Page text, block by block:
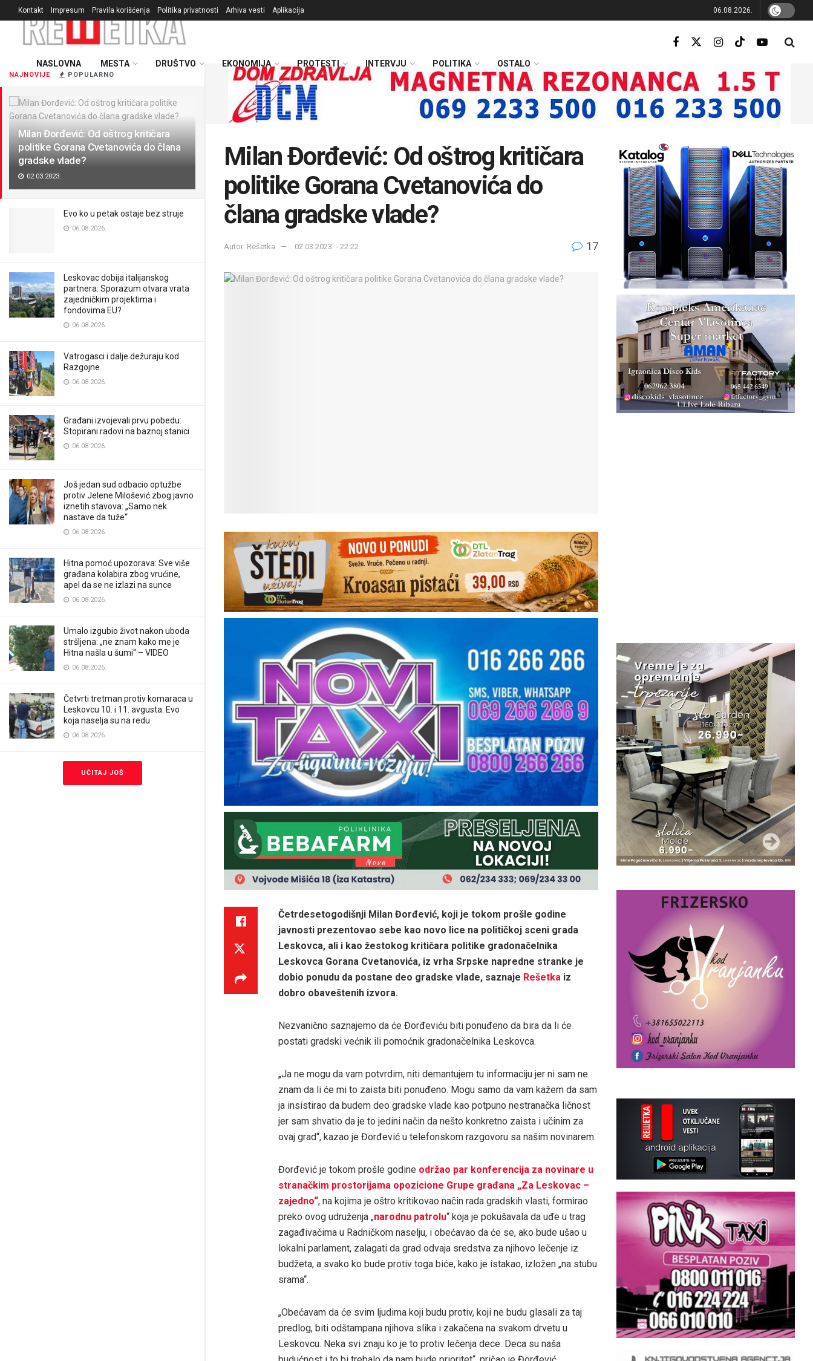
NAJNOVIJE POPULARNO
Milan Đorđević: Od oštrog kritičara
politike Gorana Cvetanovića do člana
gradske vlade?
02.03.2023.
Evo ko u petak ostaje bez struje
06.08.2026.
Leskovac dobija italijanskog
partnera: Sporazum otvara vrata
zajedničkim projektima i
fondovima EU?
06.08.2026.
Vatrogasci i dalje dežuraju kod
Razgojne
06.08.2026.
Građani izvojevali prvu pobedu:
Stopirani radovi na baznoj stanici
06.08.2026.
Još jedan sud odbacio optužbe
protiv Jelene Milošević zbog javno
iznetih stavova: „Samo nek
nastave da tuže“
06.08.2026.
Hitna pomoć upozorava: Sve više
građana kolabira zbog vrućine,
apel da se ne izlazi na sunce
06.08.2026.
Umalo izgubio život nakon uboda
stršljena: „ne znam kako me je
Hitna našla u šumi“ – VIDEO
06.08.2026.
Četvrti tretman protiv komaraca u
Leskovcu 10. i 11. avgusta: Evo
koja naselja su na redu
06.08.2026.
UČITAJ JOŠ
Kontakt Impresum Pravila korišćenja Politika privatnosti Arhiva vesti Aplikacija 06.08.2026.
NASLOVNA MESTA DRUŠTVO EKONOMIJA PROTESTI INTERVJU POLITIKA OSTALO
Milan Đorđević: Od oštrog kritičara
politike Gorana Cvetanovića do
člana gradske vlade?
Autor: Rešetka 02.03.2023. - 22:22 17
Četrdesetogodišnji Milan Đorđević, koji je tokom prošle godine
javnosti prezentovao sebe kao novo lice na političkoj sceni grada
Leskovca, ali i kao žestokog kritičara politike gradonačelnika
Leskovca Gorana Cvetanovića, iz vrha Srpske napredne stranke je
dobio ponudu da postane deo gradske vlade, saznaje Rešetka iz
dobro obaveštenih izvora.
Nezvanično saznajemo da će Đorđeviću biti ponuđeno da bira da li će
postati gradski većnik ili pomoćnik gradonačelnika Leskovca.
„Ja ne mogu da vam potvrdim, niti demantujem tu informaciju jer ni sam ne
znam da li će mi to zaista biti ponuđeno. Mogu samo da vam kažem da sam
ja insistirao da budem deo gradske vlade kao potpuno nestranačka ličnost
jer sam shvatio da je to jedini način da nešto konkretno zaista i učinim za
ovaj grad“, kazao je Đorđević u telefonskom razgovoru sa našim novinarem.
Đorđević je tokom prošle godine održao par konferencija za novinare u
stranačkim prostorijama opozicione Grupe građana „Za Leskovac –
zajedno“, na kojima je oštro kritikovao način rada gradskih vlasti, formirao
preko ovog udruženja „narodnu patrolu“ koja je pokušavala da uđe u trag
zagađivačima u Radničkom naselju, i obećavao da će se, ako bude ušao u
lokalni parlament, zalagati da grad odvaja sredstva za njihovo lečenje iz
budžeta, a svako ko bude protiv toga biće, kako je istakao, izložen „na stubu
srama“.
„Obećavam da će svim ljudima koji budu protiv, koji ne budu glasali za taj
predlog, biti odštampana njihova slika i zakačena na svakom drvetu u
Leskovcu. Neka svi znaju ko je to protiv lečenja dece. Deca su naša